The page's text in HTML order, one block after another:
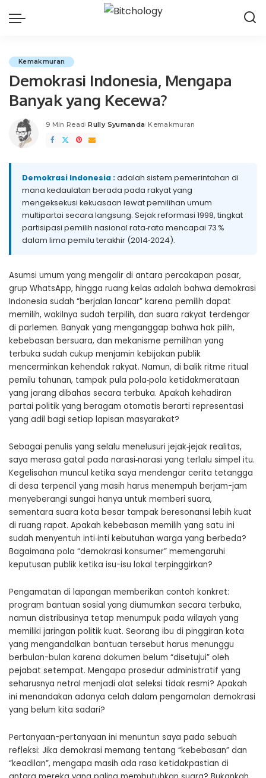
Kemakmuran
Demokrasi Indonesia, Mengapa
Banyak yang Kecewa?
9 Min Read
Posted
by
Rully Syumanda Kemakmuran
Demokrasi Indonesia :adalah sistem pemerintahan di
mana kedaulatan berada pada rakyat yang
mengeksekusi kekuasaan lewat pemilihan umum
multipartai secara langsung. Sejak reformasi 1998, tingkat
partisipasi pemilih nasional rata‑rata mencapai 73 %
dalam lima pemilu terakhir (2014‑2024).
Asumsi umum yang mengalir di antara percakapan pasar,
grup WhatsApp, hingga ruang kelas adalah bahwa demokrasi
Indonesia sudah “berjalan lancar” karena pemilih dapat
memilih, wakilnya sudah terpilih, dan suara rakyat terdengar
di parlemen. Banyak yang menganggap bahwa hak pilih,
kebebasan bersuara, dan mekanisme pemilihan yang
terbuka sudah cukup menjamin kebijakan publik
mencerminkan kehendak rakyat. Namun, di balik ritme ritual
pemilu tahunan, tampak pula pola‑pola ketidakmerataan
yang jarang dibahas secara terbuka. Apakah kehadiran
partai politik yang beragam otomatis berarti representasi
yang adil bagi setiap lapisan masyarakat?
Sebagai penulis yang selalu menelusuri jejak‑jejak realitas,
saya merasa gatal pada narasi‑narasi yang terlalu simpel itu.
Kegelisahan muncul ketika saya mendengar cerita tetangga
di desa terpencil yang masih harus menempuh berjam-jam
menyeberangi sungai hanya untuk memberi suara,
sementara suara kota besar tampak beresonansi lebih kuat
di ruang rapat. Apakah kebebasan memilih yang satu ini
sudah menyentuh inti‑inti kebutuhan warga yang berbeda?
Bagaimana pola “demokrasi konsumer” memengaruhi
keputusan publik ketika isu-isu lokal terpinggirkan?
Pengamatan di lapangan memberikan contoh konkret:
program bantuan sosial yang diumumkan secara terbuka,
namun distribusinya tetap menumpuk pada wilayah yang
memiliki jaringan politik kuat. Seorang ibu di pinggiran kota
yang mengandalkan bantuan tersebut harus menunggu
berbulan-bulan karena dokumen belum “disetujui” oleh
pejabat setempat. Mengapa prosedur administratif yang
seharusnya netral menjadi alat seleksi tidak resmi? Apakah
ini menandakan adanya celah dalam pengamalan demokrasi
yang belum kita sadari?
Pertanyaan-pertanyaan ini menuntun saya pada sebuah
refleksi: Jika demokrasi memang tentang “kebebasan” dan
“keadilan”, mengapa masih ada rasa ketidakpastian di